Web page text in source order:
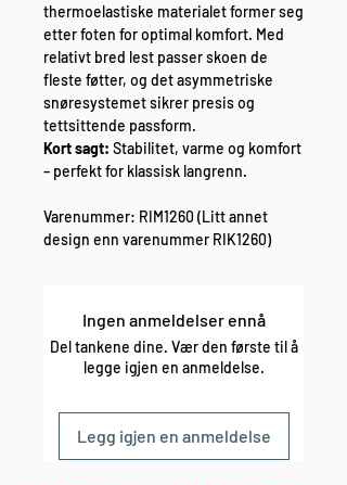
thermoelastiske materialet former seg
etter foten for optimal komfort. Med
relativt bred lest passer skoen de
fleste føtter, og det asymmetriske
snøresystemet sikrer presis og
tettsittende passform.
Kort sagt: Stabilitet, varme og komfort
– perfekt for klassisk langrenn.
Varenummer: RIM1260 (Litt annet
design enn varenummer RIK1260)
Ingen anmeldelser ennå
Del tankene dine. Vær den første til å
legge igjen en anmeldelse.
Legg igjen en anmeldelse